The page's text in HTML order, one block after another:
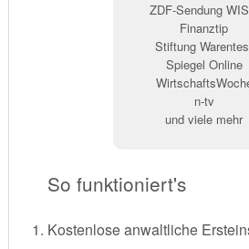
ZDF-Sendung
Finanztip
Stiftung
Spiegel Online
n-tv
und viele mehr
So funktioniert's
Kostenlose anwaltliche